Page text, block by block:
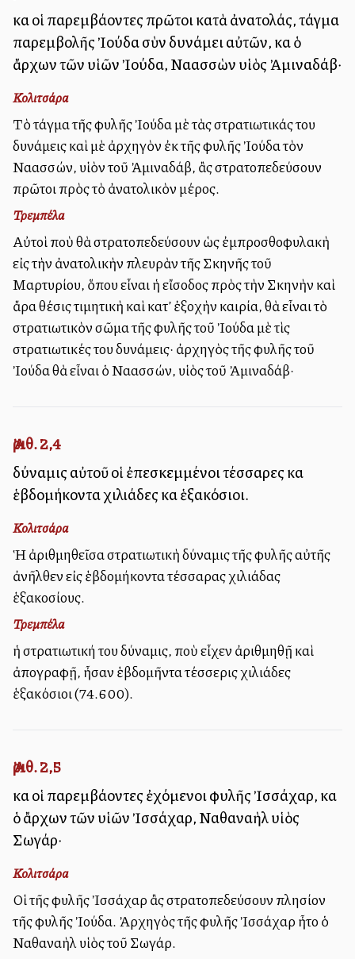
καὶ οἱ παρεμβάλλοντες πρῶτοι κατὰ ἀνατολάς, τάγμα
παρεμβολῆς Ἰούδα σὺν δυνάμει αὐτῶν, καὶ ὁ
ἄρχων τῶν υἱῶν Ἰούδα, Ναασσὼν υἱὸς Ἀμιναδάβ·
Κολιτσάρα
Τὸ τάγμα τῆς φυλῆς Ἰούδα μὲ τὰς στρατιωτικάς του
δυνάμεις καὶ μὲ ἀρχηγὸν ἐκ τῆς φυλῆς Ἰούδα τὸν
Ναασσών, υἱὸν τοῦ Ἀμιναδάβ, ἂς στρατοπεδεύσουν
πρῶτοι πρὸς τὸ ἀνατολικὸν μέρος.
Τρεμπέλα
Αὐτοὶ ποὺ θὰ στρατοπεδεύσουν ὡς ἐμπροσθοφυλακὴ
εἰς τὴν ἀνατολικὴν πλευρὰν τῆς Σκηνῆς τοῦ
Μαρτυρίου, ὅπου εἶναι ἡ εἴσοδος πρὸς τὴν Σκηνὴν καὶ
ἄρα θέσις τιμητικὴ καὶ κατ’ ἐξοχὴν καιρία, θὰ εἶναι τὸ
στρατιωτικὸν σῶμα τῆς φυλῆς τοῦ Ἰούδα μὲ τὶς
στρατιωτικές του δυνάμεις· ἀρχηγὸς τῆς φυλῆς τοῦ
Ἰούδα θὰ εἶναι ὁ Ναασσών, υἱὸς τοῦ Ἀμιναδάβ·
Ἀριθ. 2,4
δύναμις αὐτοῦ οἱ ἐπεσκεμμένοι τέσσαρες καὶ
ἑβδομήκοντα χιλιάδες καὶ ἑξακόσιοι.
Κολιτσάρα
Ἡ ἀριθμηθεῖσα στρατιωτικὴ δύναμις τῆς φυλῆς αὐτῆς
ἀνῆλθεν εἰς ἑβδομήκοντα τέσσαρας χιλιάδας
ἑξακοσίους.
Τρεμπέλα
ἡ στρατιωτική του δύναμις, ποὺ εἶχεν ἀριθμηθῇ καὶ
ἀπογραφῇ, ἦσαν ἑβδομῆντα τέσσερις χιλιάδες
ἑξακόσιοι (74.600).
Ἀριθ. 2,5
καὶ οἱ παρεμβάλλοντες ἐχόμενοι φυλῆς Ἰσσάχαρ, καὶ
ὁ ἄρχων τῶν υἱῶν Ἰσσάχαρ, Ναθαναὴλ υἱὸς
Σωγάρ·
Κολιτσάρα
Οἱ τῆς φυλῆς Ἰσσάχαρ ἂς στρατοπεδεύσουν πλησίον
τῆς φυλῆς Ἰούδα. Ἀρχηγὸς τῆς φυλῆς Ἰσσάχαρ ἦτο ὁ
Ναθαναὴλ υἱὸς τοῦ Σωγάρ.